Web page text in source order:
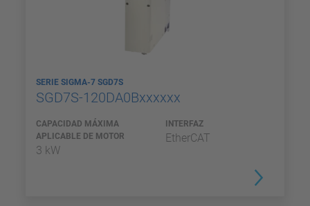
SERIE SIGMA-7 SGD7S
SGD7S-120DA0Bxxxxxx
CAPACIDAD MÁXIMA
APLICABLE DE MOTOR
3 kW
INTERFAZ
EtherCAT